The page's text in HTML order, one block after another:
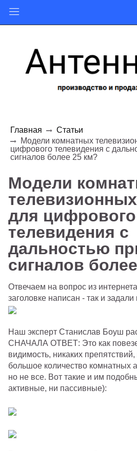
Главная
Статьи
Модели комнатных
цифрового телевидения с
сигналов более 25 км?
Модели
для цифрового
телевидения с
дальностью
сигналов
Отвечаем на вопрос из
заголовке написан - так и задали
Наш эксперт Станислав Боуш
СНАЧАЛА ОТВЕТ: Это как
видимость, никаких
большое количество комнатных
но не все. Вот такие и им
активные, ни пассивные):